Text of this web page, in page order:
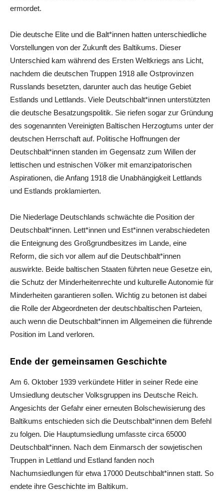
ermordet.
Die deutsche Elite und die Balt*innen hatten unterschiedliche
Vorstellungen von der Zukunft des Baltikums. Dieser
Unterschied kam während des Ersten Weltkriegs ans Licht,
nachdem die deutschen Truppen 1918 alle Ostprovinzen
Russlands besetzten, darunter auch das heutige Gebiet
Estlands und Lettlands. Viele Deutschbalt*innen unterstützten
die deutsche Besatzungspolitik. Sie riefen sogar zur Gründung
des sogenannten Vereinigten Baltischen Herzogtums unter der
deutschen Herrschaft auf. Politische Hoffnungen der
Deutschbalt*innen standen im Gegensatz zum Willen der
lettischen und estnischen Völker mit emanzipatorischen
Aspirationen, die Anfang 1918 die Unabhängigkeit Lettlands
und Estlands proklamierten.
Die Niederlage Deutschlands schwächte die Position der
Deutschbalt*innen. Lett*innen und Est*innen verabschiedeten
die Enteignung des Großgrundbesitzes im Lande, eine
Reform, die sich vor allem auf die Deutschbalt*innen
auswirkte. Beide baltischen Staaten führten neue Gesetze ein,
die Schutz der Minderheitenrechte und kulturelle Autonomie für
Minderheiten garantieren sollen. Wichtig zu betonen ist dabei
die Rolle der Abgeordneten der deutschbaltischen Parteien,
auch wenn die Deutschbalt*innen im Allgemeinen die führende
Position im Land verloren.
Ende der gemeinsamen Geschichte
Am 6. Oktober 1939 verkündete Hitler in seiner Rede eine
Umsiedlung deutscher Volksgruppen ins Deutsche Reich.
Angesichts der Gefahr einer erneuten Bolschewisierung des
Baltikums entschieden sich die Deutschbalt*innen dem Befehl
zu folgen. Die Hauptumsiedlung umfasste circa 65000
Deutschbalt*innen. Nach dem Einmarsch der sowjetischen
Truppen in Lettland und Estland fanden noch
Nachumsiedlungen für etwa 17000 Deutschbalt*innen statt. So
endete ihre Geschichte im Baltikum.